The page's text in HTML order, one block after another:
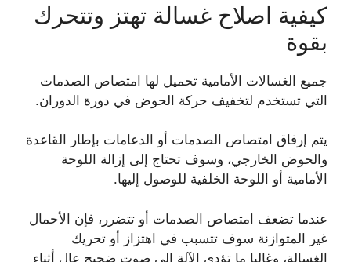
كيفية اصلاح غسالة تهتز وتتحرك
بقوة
جميع الغسالات الأمامية تحميل لها امتصاص الصدمات
التي تستخدم لتخفيف حركة الحوض في دورة الدوران.
يتم إرفاق امتصاص الصدمات أو الدعامات بإطار القاعدة
والحوض الخارجي، وسوف تحتاج إلى إزالة اللوحة
الأمامية أو اللوحة الخلفية للوصول إليها.
عندما تضعف امتصاص الصدمات أو تتضرر، فإن الأحمال
غير المتوازنة سوف تتسبب في اهتزاز أو تحريك
الغسالة، وغالبا ما تؤدي الآلة إلى صوت ضجيج عال أثناء